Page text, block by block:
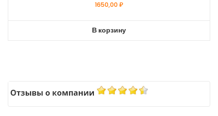
1650,00₽
В корзину